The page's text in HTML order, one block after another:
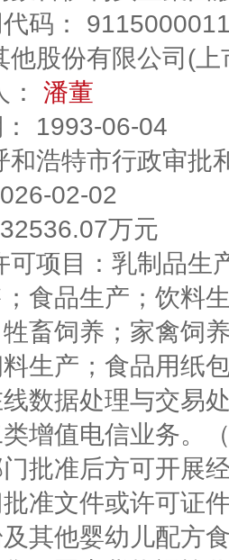
码：
他股份有限公司(上
潘董
1993-06-04
和浩特市行政审批
02-02
万元
可项目：乳制品生
食品生产；饮料
畜饲养；家禽饲
生产；食品用纸
数据处理与交易
增值电信业务。
批准后方可开展
准文件或许可证
其他婴幼儿配方